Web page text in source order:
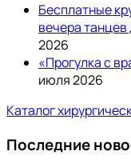
Бесплатные
вечера
2026
«Прогулка с
июля 2026
Каталог
Последние